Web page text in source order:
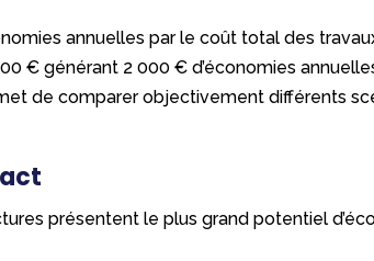
annuelles par le coût total des
€ générant 2 000 € d’économies
de comparer objectivement différents
présentent le plus grand potentiel